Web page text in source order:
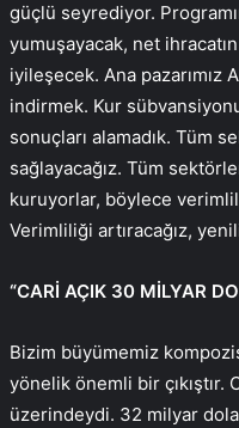
güçlü seyrediyor.
yumuşayacak, net
iyileşecek. Ana
indirmek. Kur
sonuçları alamadık. Tüm
sağlayacağız. Tüm
kuruyorlar, böylece
Verimliliği artıracağız,
“CARİ AÇIK 30 MİLYAR
Bizim büyümemiz
yönelik önemli bir çıkıştır.
üzerindeydi. 32 milyar